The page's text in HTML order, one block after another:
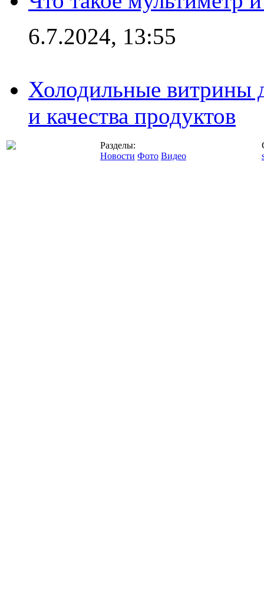
6.7.2024, 13:55
Холодильные витрины
и качества продуктов
Разделы:
Новости Фото Видео